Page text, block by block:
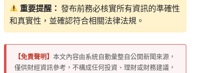
重要提醒： 發布前務必核實所有資訊的準確性
和真實性，並確認符合相關法律法規。
【免責聲明】 本文內容由系統自動彙整自公開新聞來源，
僅供財經資訊參考，不構成任何投資、理財或財務建議，